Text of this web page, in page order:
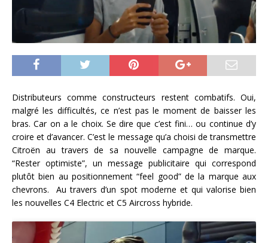
Distributeurs comme constructeurs restent combatifs. Oui,
malgré les difficultés, ce n’est pas le moment de baisser les
bras. Car on a le choix. Se dire que c’est fini… ou continue d’y
croire et d’avancer. C’est le message qu’a choisi de transmettre
Citroën au travers de sa nouvelle campagne de marque.
“Rester optimiste”, un message publicitaire qui correspond
plutôt bien au positionnement “feel good” de la marque aux
chevrons. Au travers d’un spot moderne et qui valorise bien
les nouvelles C4 Electric et C5 Aircross hybride.